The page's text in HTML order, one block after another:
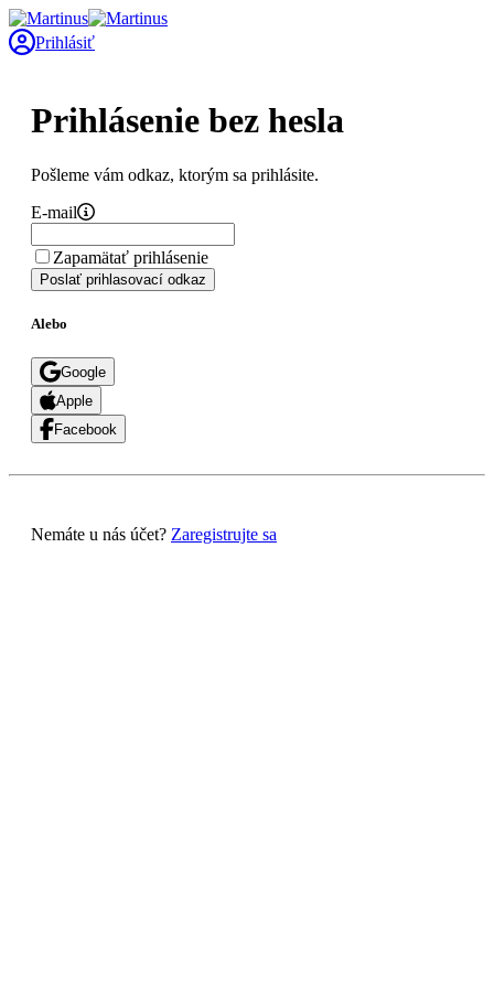
Prihlásiť
Prihlásenie bez hesla
Pošleme vám odkaz, ktorým sa prihlásite.
E-mail
Zapamätať prihlásenie
Poslať prihlasovací odkaz
Alebo
Google
Apple
Facebook
Nemáte u nás účet? Zaregistrujte sa